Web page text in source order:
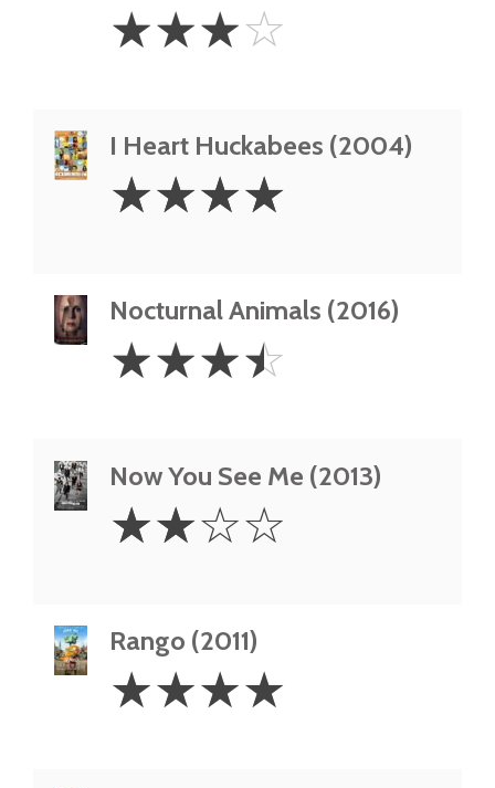
Stars
☆☆☆☆
I Heart Huckabees (2004)
Stars
☆☆☆☆
Nocturnal Animals (2016)
3.5
Stars
☆☆☆☆
Now You See Me (2013)
Stars
☆☆☆☆
Rango (2011)
Stars
☆☆☆☆